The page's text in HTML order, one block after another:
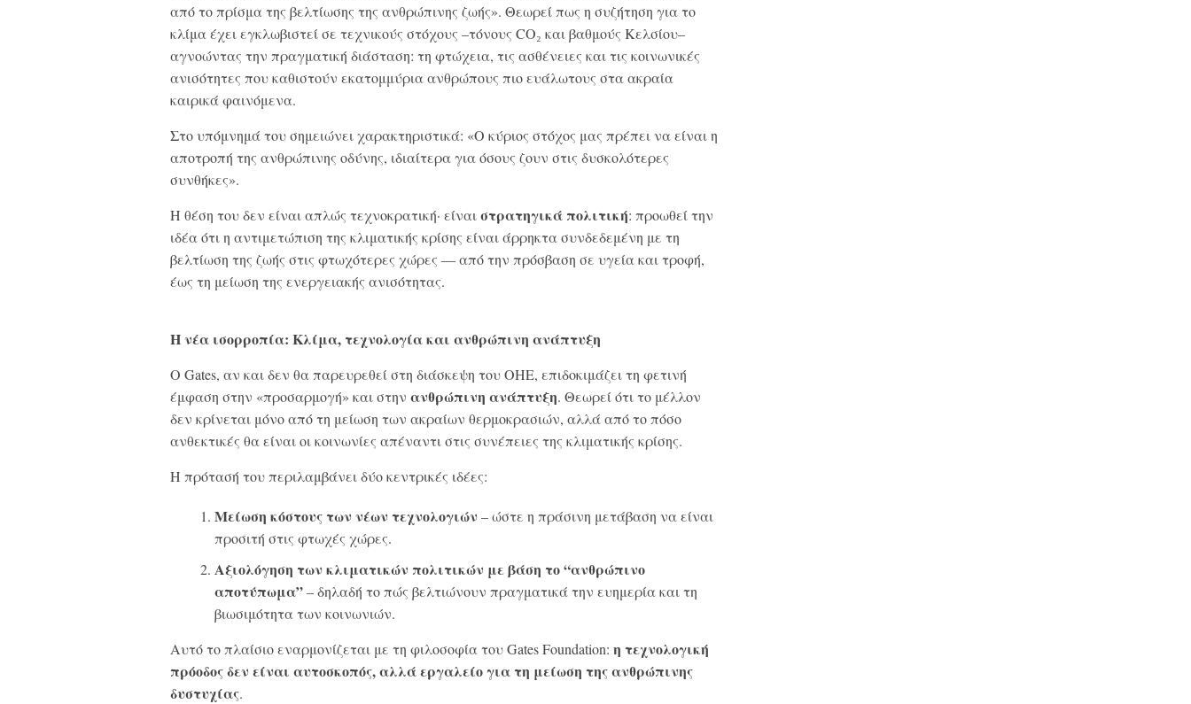
από το πρίσμα της βελτίωσης της ανθρώπινης ζωής». Θεωρεί πως η συζήτηση για το
κλίμα έχει εγκλωβιστεί σε τεχνικούς στόχους –τόνους CO₂ και βαθμούς Κελσίου–
αγνοώντας την πραγματική διάσταση: τη φτώχεια, τις ασθένειες και τις κοινωνικές
ανισότητες που καθιστούν εκατομμύρια ανθρώπους πιο ευάλωτους στα ακραία
καιρικά φαινόμενα.
Στο υπόμνημά του σημειώνει χαρακτηριστικά: «Ο κύριος στόχος μας πρέπει να είναι η
αποτροπή της ανθρώπινης οδύνης, ιδιαίτερα για όσους ζουν στις δυσκολότερες
συνθήκες».
Η θέση του δεν είναι απλώς τεχνοκρατική· είναιστρατηγικά πολιτική: προωθεί την
ιδέα ότι η αντιμετώπιση της κλιματικής κρίσης είναι άρρηκτα συνδεδεμένη με τη
βελτίωση της ζωής στις φτωχότερες χώρες — από την πρόσβαση σε υγεία και τροφή,
έως τη μείωση της ενεργειακής ανισότητας.
Η νέα ισορροπία: Κλίμα, τεχνολογία και ανθρώπινη ανάπτυξη
Ο Gates, αν και δεν θα παρευρεθεί στη διάσκεψη του ΟΗΕ, επιδοκιμάζει τη φετινή
έμφαση στην «προσαρμογή» και στην ανθρώπινη ανάπτυξη. Θεωρεί ότι το μέλλον
δεν κρίνεται μόνο από τη μείωση των ακραίων θερμοκρασιών, αλλά από το πόσο
ανθεκτικές θα είναι οι κοινωνίες απέναντι στις συνέπειες της κλιματικής κρίσης.
Η πρότασή του περιλαμβάνει δύο κεντρικές ιδέες:
Μείωση κόστους των νέων τεχνολογιών – ώστε η πράσινη μετάβαση να είναι
προσιτή στις φτωχές χώρες.
Αξιολόγηση των κλιματικών πολιτικών με βάση το “ανθρώπινο
αποτύπωμα”– δηλαδή το πώς βελτιώνουν πραγματικά την ευημερία και τη
βιωσιμότητα των κοινωνιών.
Αυτό το πλαίσιο εναρμονίζεται με τη φιλοσοφία του Gates Foundation: η τεχνολογική
πρόοδος δεν είναι αυτοσκοπός, αλλά εργαλείο για τη μείωση της ανθρώπινης
δυστυχίας.